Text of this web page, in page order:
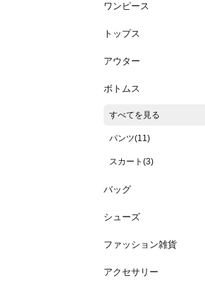
ワンピース
トップス
アウター
ボトムス
すべてを見る
パンツ(11)
スカート(3)
バッグ
シューズ
ファッション雑貨
アクセサリー